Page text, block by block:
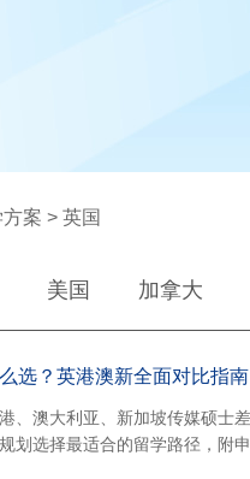
案 > 英国
美国 加拿大
选？英港澳新全面对比指南
、澳大利亚、新加坡传媒硕士
划选择最适合的留学路径，附